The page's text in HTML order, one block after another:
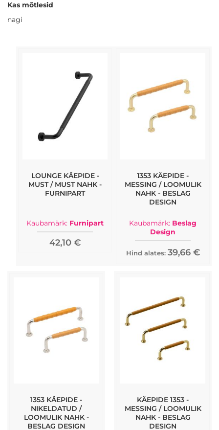
Kas mõtlesid
nagi
LOUNGE KÄEPIDE -
MUST / MUST NAHK -
FURNIPART
Kaubamärk: Furnipart
42,10 €
1353 KÄEPIDE -
MESSING / LOOMULIK
NAHK - BESLAG
DESIGN
Kaubamärk: Beslag
Design
Hind alates: 39,66 €
1353 KÄEPIDE -
NIKELDATUD /
LOOMULIK NAHK -
BESLAG DESIGN
KÄEPIDE 1353 -
MESSING / LOOMULIK
NAHK - BESLAG
DESIGN